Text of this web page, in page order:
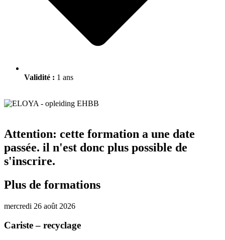
Validité : 1 ans
Attention: cette formation a une date
passée. il n'est donc plus possible de
s'inscrire.
Plus de formations
mercredi 26 août 2026
Cariste – recyclage